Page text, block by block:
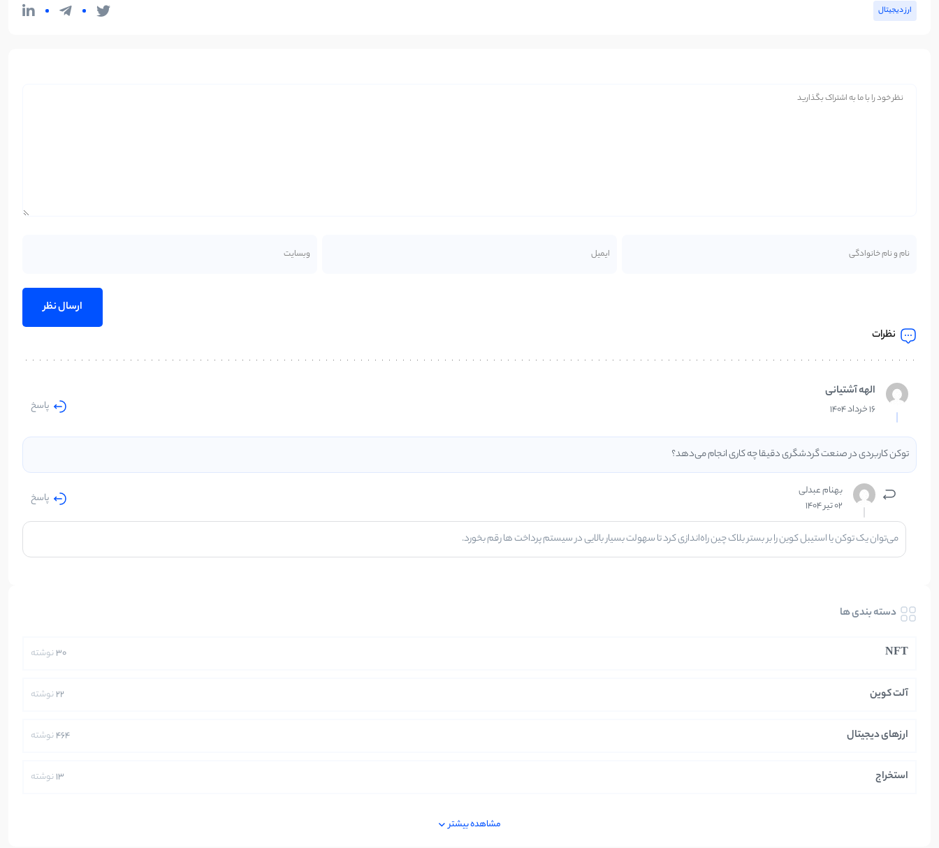
ارز دیجیتال
نظرات
الهه آشتیانی
16 خرداد 1404 پاسخ
توکن کاربردی در صنعت گردشگری دقیقا چه کاری انجام می‌دهد؟
بهنام عبدلی
02 تیر 1404
پاسخ
می‌توان یک توکن یا استیبل کوین را بر بستر بلاک چین راه‌اندازی کرد تا سهولت بسیار بالایی در سیستم پرداخت ها رقم بخورد.
دسته بندی ها
NFT
30نوشته
آلت کوین 22نوشته
ارزهای دیجیتال 464نوشته
استخراج 13نوشته
مشاهده بیشتر